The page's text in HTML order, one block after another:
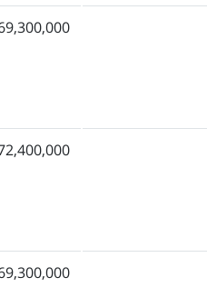
69,300,000
72,400,000
69,300,000